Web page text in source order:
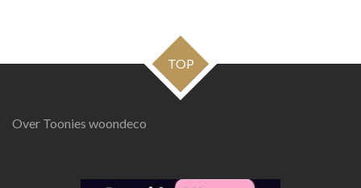
TOP
Over Toonies woondeco